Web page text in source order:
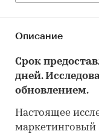
Описание
Срок
дней.
обновлением.
Настоящее
маркетинговый